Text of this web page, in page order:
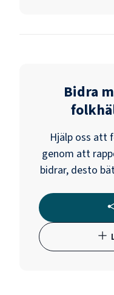
Bidra
Hjälp oss att
genom att
bidrar, desto